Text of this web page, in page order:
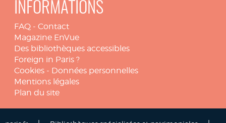
INFORMATIONS
FAQ - Contact
Magazine EnVue
Des bibliothèques accessibles
Foreign in Paris ?
Cookies - Données personnelles
Mentions légales
Plan du site